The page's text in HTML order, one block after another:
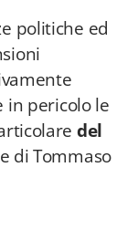
politiche ed
in pericolo le
del
di Tommaso